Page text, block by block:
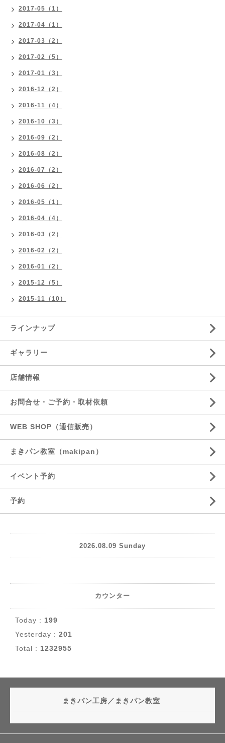
2017-05（1）
2017-04（1）
2017-03（2）
2017-02（5）
2017-01（3）
2016-12（2）
2016-11（4）
2016-10（3）
2016-09（2）
2016-08（2）
2016-07（2）
2016-06（2）
2016-05（1）
2016-04（4）
2016-03（2）
2016-02（2）
2016-01（2）
2015-12（5）
2015-11（10）
ラインナップ
ギャラリー
店舗情報
お問合せ・ご予約・取材依頼
WEB SHOP（通信販売）
まきパン教室（makipan）
イベント予約
予約
2026.08.09 Sunday
カウンター
Today : 199
Yesterday : 201
Total : 1232955
まきパン工房／まきパン教室